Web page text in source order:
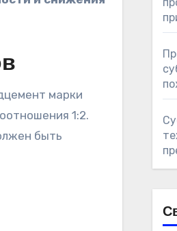
марки
1:2.
быть